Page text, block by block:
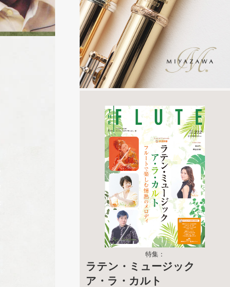
特集：
ラテン・ミュージック
ア・ラ・カルト